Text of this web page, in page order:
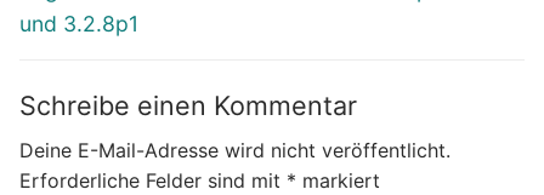
und 3.2.8p1
Schreibe einen Kommentar
Deine E-Mail-Adresse wird nicht veröffentlicht.
Erforderliche Felder sind mit * markiert